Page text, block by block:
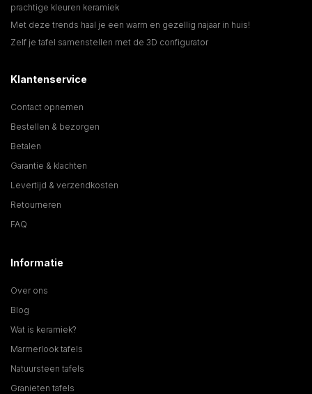
prachtige kleuren keramiek
Met deze trends haal je een warm en gezellig najaar in huis!
Zelf je tafel samenstellen met de 3D configurator
Klantenservice
Contact opnemen
Bestellen & bezorgen
Betalen
Garantie & klachten
Levertijd & verzendkosten
Retourneren
FAQ
Informatie
Over ons
Blog
Wat is keramiek?
Marmerlook tafels
Natuursteen tafels
Granieten tafels